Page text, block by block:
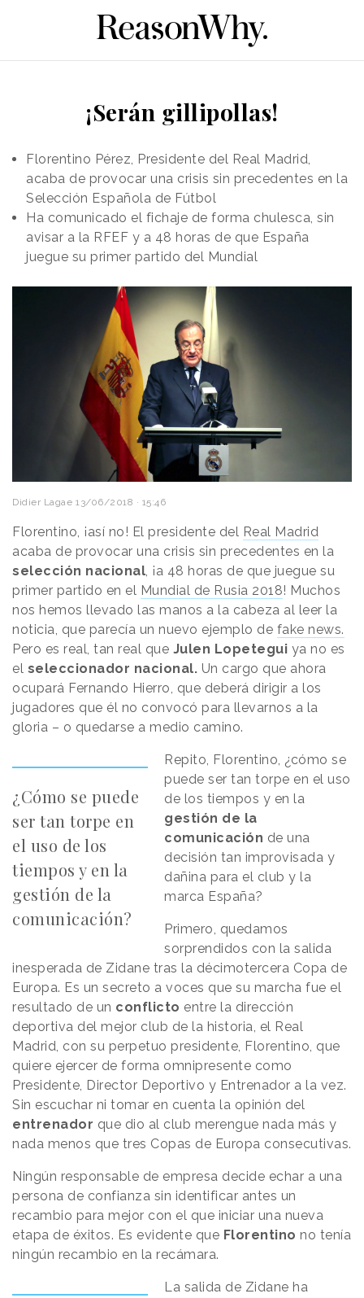
¡Serán gillipollas!
Florentino Pérez, Presidente del Real Madrid,
acaba de provocar una crisis sin precedentes en la
Selección Española de Fútbol
Ha comunicado el fichaje de forma chulesca, sin
avisar a la RFEF y a 48 horas de que España
juegue su primer partido del Mundial
Didier Lagae 13/06/2018 · 15:46
Florentino, ¡así no! El presidente del Real Madrid
acaba de provocar una crisis sin precedentes en la
selección nacional, ¡a 48 horas de que juegue su
primer partido en el Mundial de Rusia 2018! Muchos
nos hemos llevado las manos a la cabeza al leer la
noticia, que parecía un nuevo ejemplo de fake news.
Pero es real, tan real que Julen Lopetegui ya no es
el seleccionador nacional. Un cargo que ahora
ocupará Fernando Hierro, que deberá dirigir a los
jugadores que él no convocó para llevarnos a la
gloria – o quedarse a medio camino.
¿Cómo se puede
ser tan torpe en
el uso de los
tiempos y en la
gestión de la
comunicación?
Repito, Florentino, ¿cómo se
puede ser tan torpe en el uso
de los tiempos y en la
gestión de la
comunicación de una
decisión tan improvisada y
dañina para el club y la
marca España?
Primero, quedamos
sorprendidos con la salida
inesperada de Zidane tras la décimotercera Copa de
Europa. Es un secreto a voces que su marcha fue el
resultado de un conflicto entre la dirección
deportiva del mejor club de la historia, el Real
Madrid, con su perpetuo presidente, Florentino, que
quiere ejercer de forma omnipresente como
Presidente, Director Deportivo y Entrenador a la vez.
Sin escuchar ni tomar en cuenta la opinión del
entrenador que dio al club merengue nada más y
nada menos que tres Copas de Europa consecutivas.
Ningún responsable de empresa decide echar a una
persona de confianza sin identificar antes un
recambio para mejor con el que iniciar una nueva
etapa de éxitos. Es evidente que Florentino no tenía
ningún recambio en la recámara.
La salida de Zidane ha